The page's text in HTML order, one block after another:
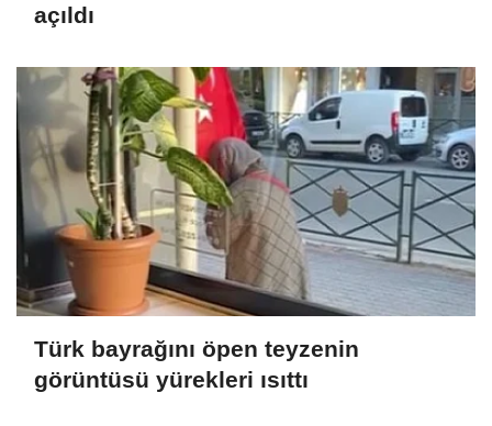
açıldı
Türk bayrağını öpen teyzenin
görüntüsü yürekleri ısıttı